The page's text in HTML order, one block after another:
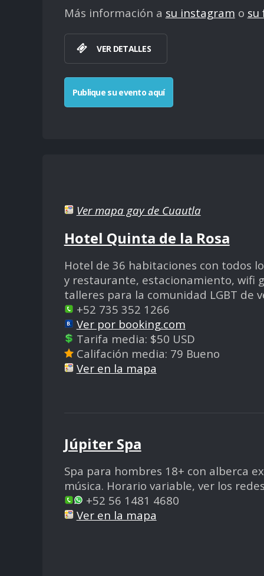
Más información a su instagram o su
VER DETALLES
Publique su evento aquí
Ver mapa gay de Cuautla
Hotel Quinta de la Rosa
Hotel de 36 habitaciones con todos
y restaurante, estacionamiento, wifi
talleres para la comunidad LGBT de
+52 735 352 1266
Ver por booking.com
Tarifa media: $50 USD
Califación media: 79 Bueno
Ver en la mapa
Júpiter Spa
Spa para hombres 18+ con alberca
música. Horario variable, ver los
+52 56 1481 4680
Ver en la mapa